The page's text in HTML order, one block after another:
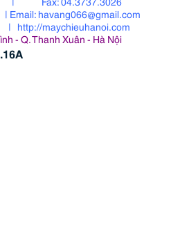
| Email: havang066@gmail.com
| http://maychieuhanoi.com
- Q. Thanh Xuân - Hà Nội